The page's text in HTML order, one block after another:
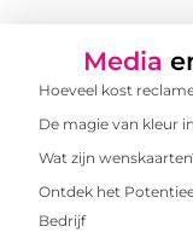
Media
Hoeveel kost
De magie van kleur
Wat zijn
Ontdek het
Bedrijf